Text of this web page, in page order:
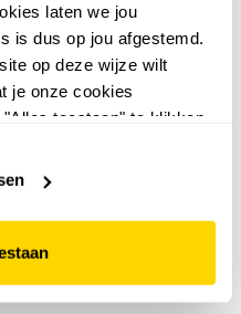
laten we jou
is dus op jou afgestemd.
op deze wijze wilt
je onze cookies
toestaan" te klikken.